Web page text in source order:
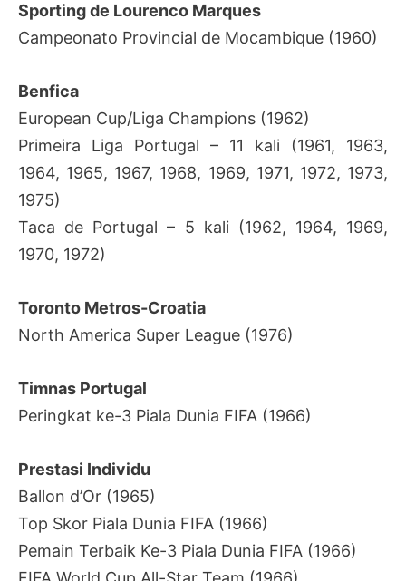
Sporting de Lourenco Marques
Campeonato Provincial de Mocambique (1960)
Benfica
European Cup/Liga Champions (1962)
Primeira Liga Portugal – 11 kali (1961, 1963,
1964, 1965, 1967, 1968, 1969, 1971, 1972, 1973,
1975)
Taca de Portugal – 5 kali (1962, 1964, 1969,
1970, 1972)
Toronto Metros-Croatia
North America Super League (1976)
Timnas Portugal
Peringkat ke-3 Piala Dunia FIFA (1966)
Prestasi Individu
Ballon d’Or (1965)
Top Skor Piala Dunia FIFA (1966)
Pemain Terbaik Ke-3 Piala Dunia FIFA (1966)